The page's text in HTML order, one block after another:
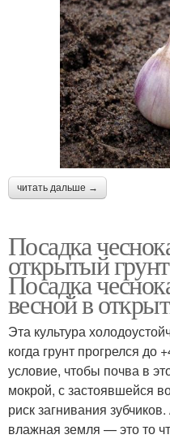
читать дальше →
Посадка
открытый
Посадка
весной в
Эта культура
когда грунт прогрелся до
условие, чтобы почва в
мокрой, с застоявшейся
риск загнивания
влажная земля — это то